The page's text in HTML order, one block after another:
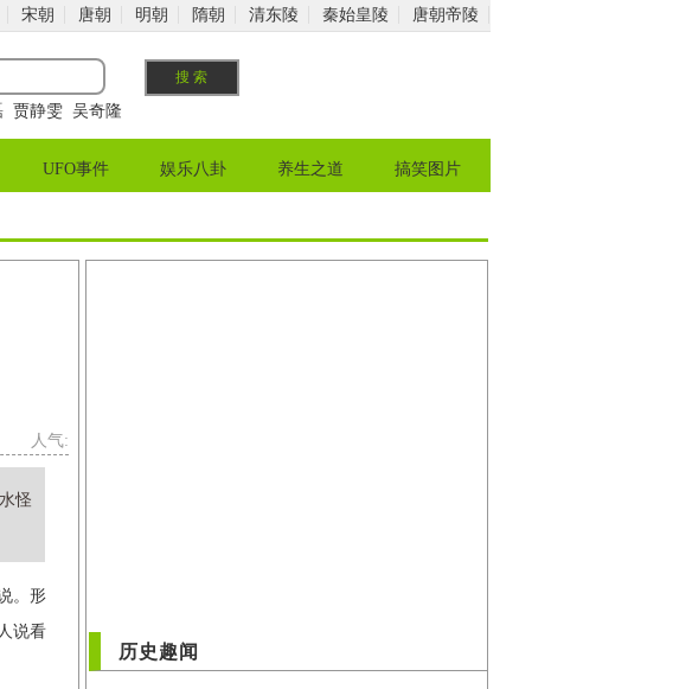
宋朝 唐朝 明朝 隋朝 清东陵 秦始皇陵 唐朝帝陵
贾静雯 吴奇隆
UFO事件 娱乐八卦 养生之道 搞笑图片
人气:
怪
。形
说看
历史趣闻